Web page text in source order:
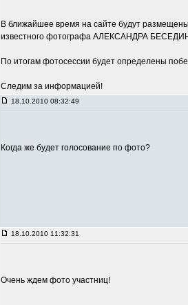
В ближайшее время на сайте будут
известного фотографа АЛЕКСАНДРА
По итогам фотосессии будет определены
Следим за информацией!
18.10.2010 08:32:49
Когда же будет голосование по фото?
18.10.2010 11:32:31
Очень ждем фото участниц!